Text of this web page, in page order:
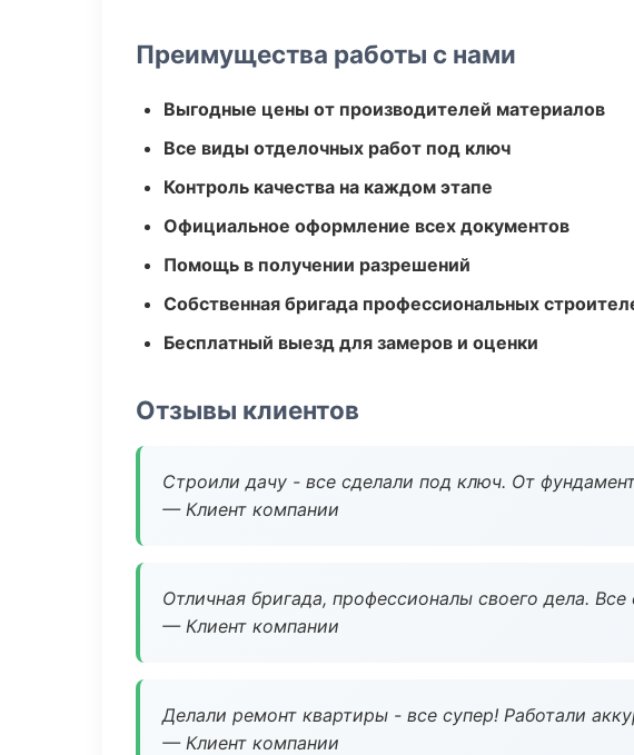
Преимущества работы с нами
Выгодные цены от производителей материалов
Все виды отделочных работ под ключ
Контроль качества на каждом этапе
Официальное оформление всех документов
Помощь в получении разрешений
Собственная бригада профессиональных
Бесплатный выезд для замеров и оценки
Отзывы клиентов
Строили дачу - все сделали под ключ. От
— Клиент компании
Отличная бригада, профессионалы своего дела.
— Клиент компании
Делали ремонт квартиры - все супер! Работали
— Клиент компании